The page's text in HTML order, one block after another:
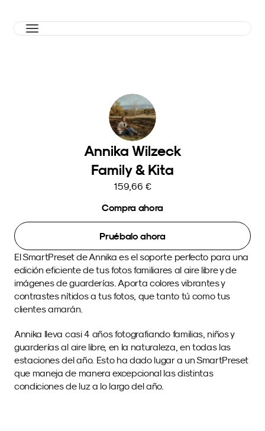
Annika Wilzeck
Family & Kita
159,66 €
Compra ahora
Pruébalo ahora
El SmartPreset de Annika es el soporte perfecto para una
edición eficiente de tus fotos familiares al aire libre y de
imágenes de guarderías. Aporta colores vibrantes y
contrastes nítidos a tus fotos, que tanto tú como tus
clientes amarán.
Annika lleva casi 4 años fotografiando familias, niños y
guarderías al aire libre, en la naturaleza, en todas las
estaciones del año. Esto ha dado lugar a un SmartPreset
que maneja de manera excepcional las distintas
condiciones de luz a lo largo del año.